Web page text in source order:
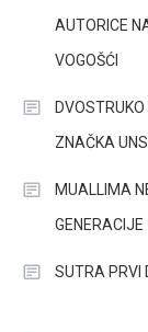
AUTORICE
VOGOŠĆI
ZNAČKA
MUALLIMA
GENERACIJE
SUTRA PRVI